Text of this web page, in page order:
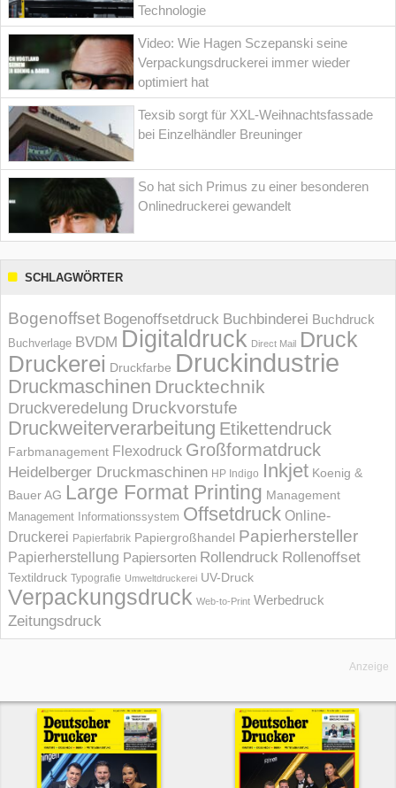
Technologie
Video: Wie Hagen Sczepanski seine
Verpackungsdruckerei immer wieder
optimiert hat
Texsib sorgt für XXL-Weihnachtsfassade
bei Einzelhändler Breuninger
So hat sich Primus zu einer besonderen
Onlinedruckerei gewandelt
SCHLAGWÖRTER
Bogenoffset Bogenoffsetdruck Buchbinderei Buchdruck
Buchverlage BVDM Digitaldruck Direct Mail Druck
Druckerei Druckfarbe Druckindustrie
Druckmaschinen Drucktechnik
Druckveredelung Druckvorstufe
Druckweiterverarbeitung Etikettendruck
Farbmanagement Flexodruck Großformatdruck
Heidelberger Druckmaschinen HP Indigo Inkjet Koenig &
Bauer AG Large Format Printing Management
Management Informations­system Offsetdruck Online-
Druckerei Papierfabrik Papiergroßhandel Papierhersteller
Papierherstellung Papiersorten Rollendruck Rollenoffset
Textildruck Typografie Umweltdruckerei UV-Druck
Verpackungsdruck Web-to-Print Werbedruck
Zeitungsdruck
Anzeige